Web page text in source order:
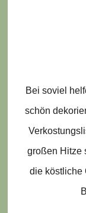
Bei soviel
schön
großen Hitze
die köstliche